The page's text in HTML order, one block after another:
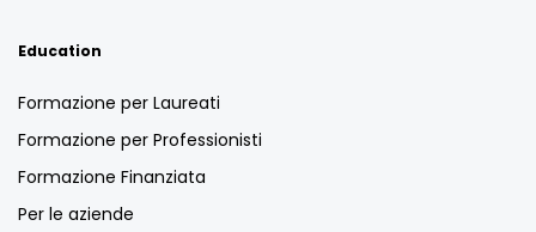
Education
Formazione per Laureati
Formazione per Professionisti
Formazione Finanziata
Per le aziende